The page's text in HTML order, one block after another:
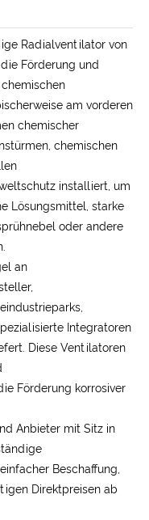
Radialventilator von
Förderung und
am vorderen
chemischer
chemischen
installiert, um
Lösungsmittel, starke
oder andere
an
Integratoren
Diese Ventilatoren
Förderung korrosiver
Anbieter mit Sitz in
Beschaffung,
Direktpreisen ab